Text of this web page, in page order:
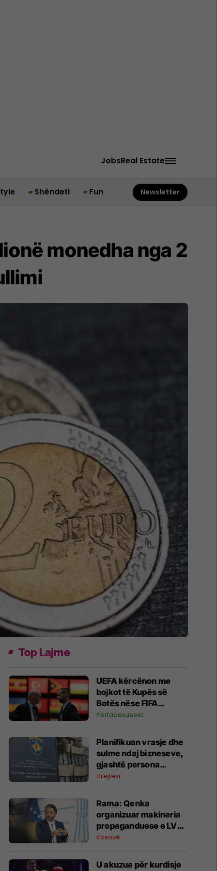
JobsReal Estate
Shëndeti Fun Newsletter
monedha nga 2
Top Lajme
UEFA kërcënon me
bojkot të Kupës së
Botës nëse FIFA
miraton projektin për
Përfaqësueset
​Planifikuan vrasje dhe
sulme ndaj bizneseve,
gjashtë persona
përfundojnë nën
Drejtësi
Rama: Qenka
organizuar makineria
propaganduese e LVV-
së kundër meje në
LDK-së
Kosovë
U akuzua për kurdisje